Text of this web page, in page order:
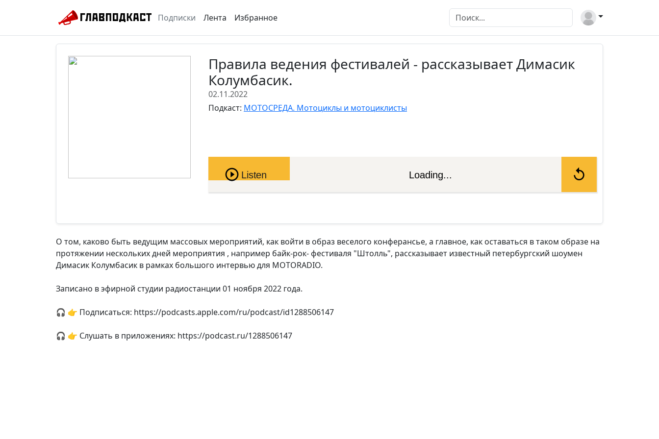
Подписки Лента Избранное
Правила ведения фестивалей - рассказывает Димасик
Колумбасик.
02.11.2022
Подкаст: МОТОСРЕДА. Мотоциклы и мотоциклисты
Pause
Listen Loading...
О том, каково быть ведущим массовых мероприятий, как войти в образ веселого конферансье, а главное, как оставаться в таком образе на
протяжении нескольких дней мероприятия , например байк-рок- фестиваля "Штолль", рассказывает известный петербургский шоумен
Димасик Колумбасик в рамках большого интервью для MOTORADIO.
Записано в эфирной студии радиостанции 01 ноября 2022 года.
🎧 👉 Подписаться: https://podcasts.apple.com/ru/podcast/id1288506147
🎧 👉 Слушать в приложениях: https://podcast.ru/1288506147